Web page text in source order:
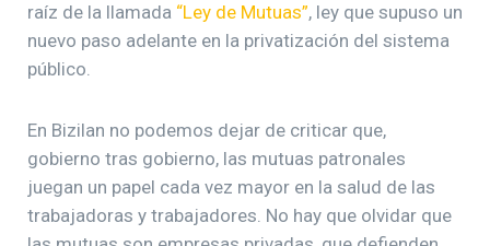
raíz de la llamada “Ley de Mutuas”, ley que supuso un
nuevo paso adelante en la privatización del sistema
público.
En Bizilan no podemos dejar de criticar que,
gobierno tras gobierno, las mutuas patronales
juegan un papel cada vez mayor en la salud de las
trabajadoras y trabajadores. No hay que olvidar que